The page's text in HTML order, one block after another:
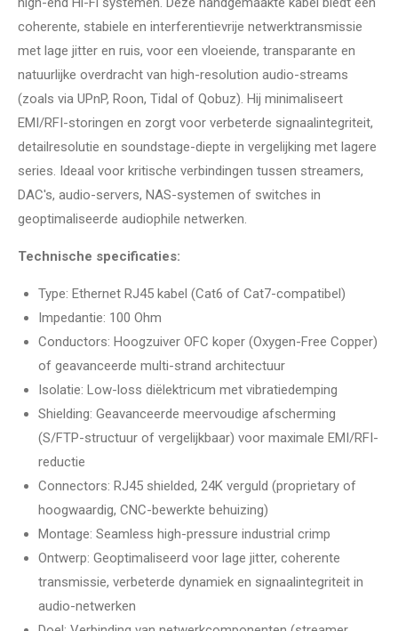
coherente, stabiele en interferentievrije netwerktransmissie
met lage jitter en ruis, voor een vloeiende, transparante en
natuurlijke overdracht van high-resolution audio-streams
(zoals via UPnP, Roon, Tidal of Qobuz). Hij minimaliseert
EMI/RFI-storingen en zorgt voor verbeterde signaalintegriteit,
detailresolutie en soundstage-diepte in vergelijking met lagere
series. Ideaal voor kritische verbindingen tussen streamers,
DAC's, audio-servers, NAS-systemen of switches in
geoptimaliseerde audiophile netwerken.
Technische specificaties:
Type: Ethernet RJ45 kabel (Cat6 of Cat7-compatibel)
Impedantie: 100 Ohm
Conductors: Hoogzuiver OFC koper (Oxygen-Free Copper)
of geavanceerde multi-strand architectuur
Isolatie: Low-loss diëlektricum met vibratiedemping
Shielding: Geavanceerde meervoudige afscherming
(S/FTP-structuur of vergelijkbaar) voor maximale EMI/RFI-
reductie
Connectors: RJ45 shielded, 24K verguld (proprietary of
hoogwaardig, CNC-bewerkte behuizing)
Montage: Seamless high-pressure industrial crimp
Ontwerp: Geoptimaliseerd voor lage jitter, coherente
transmissie, verbeterde dynamiek en signaalintegriteit in
audio-netwerken